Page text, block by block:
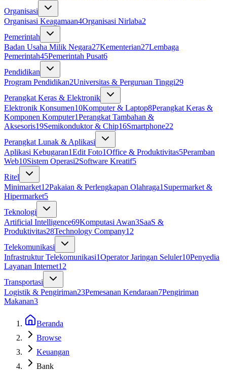
Organisasi
Organisasi Keagamaan4Organisasi Nirlaba2
Pemerintah
Badan Usaha Milik Negara27Kementerian27Lembaga
Pemerintah45Pemerintah Pusat6
Pendidikan
Program Pendidikan2Universitas & Perguruan Tinggi29
Perangkat Keras & Elektronik
Elektronik Konsumen10Komputer & Laptop8Perangkat Keras &
Komponen Komputer1Perangkat Tambahan &
Aksesoris19Semikonduktor & Chip16Smartphone22
Perangkat Lunak & Aplikasi
Aplikasi Kebugaran1Edit Foto1Office & Produktivitas5Peramban
Web10Sistem Operasi2Software Kreatif5
Ritel
Minimarket12Pakaian & Perlengkapan Olahraga1 Supermarket &
Hipermarket5
Teknologi
Artificial Intelligence69Komputasi Awan3SaaS &
Produktivitas28Technology Company12
Telekomunikasi
Infrastruktur Telekomunikasi1Operator Jaringan Seluler10Penyedia
Layanan Internet12
Transportasi
Logistik & Pengiriman23Pemesanan Kendaraan7Pengiriman
Makanan3
Beranda
Browse
Keuangan
Bank